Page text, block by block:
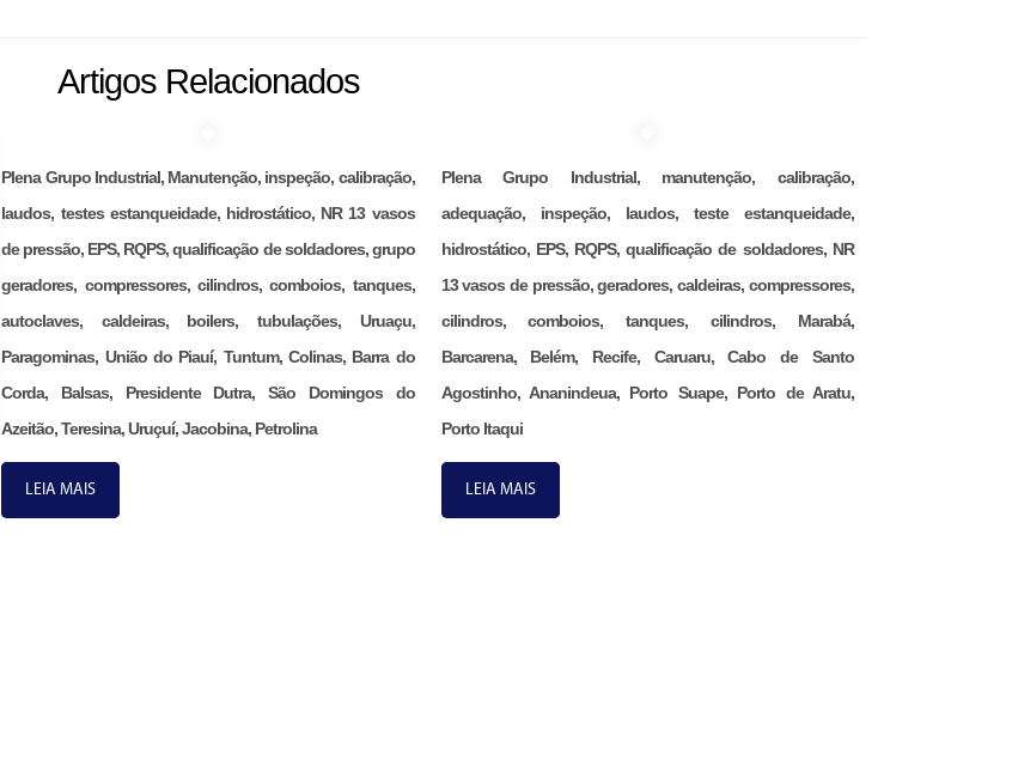
Artigos Relacionados
Plena Grupo Industrial, Manutenção, inspeção, calibração,
laudos, testes estanqueidade, hidrostático, NR 13 vasos
de pressão, EPS, RQPS, qualificação de soldadores, grupo
geradores, compressores, cilindros, comboios, tanques,
autoclaves, caldeiras, boilers, tubulações, Uruaçu,
Paragominas, União do Piauí, Tuntum, Colinas, Barra do
Corda, Balsas, Presidente Dutra, São Domingos do
Azeitão, Teresina, Uruçuí, Jacobina, Petrolina
LEIA MAIS
Plena Grupo Industrial, manutenção, calibração,
adequação, inspeção, laudos, teste estanqueidade,
hidrostático, EPS, RQPS, qualificação de soldadores, NR
13 vasos de pressão, geradores, caldeiras, compressores,
cilindros, comboios, tanques, cilindros, Marabá,
Barcarena, Belém, Recife, Caruaru, Cabo de Santo
Agostinho, Ananindeua, Porto Suape, Porto de Aratu,
Porto Itaqui
LEIA MAIS